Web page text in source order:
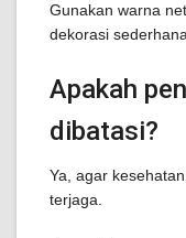
Gunakan warna
dekorasi sederhana.
Apakah
dibatasi?
Ya, agar
terjaga.